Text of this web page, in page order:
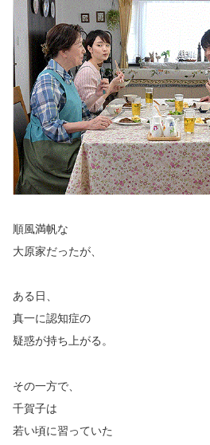
順風満帆な
大原家だったが、
ある日、
真一に認知症の
疑惑が持ち上がる。
その一方で、
千賀子は
若い頃に習っていた